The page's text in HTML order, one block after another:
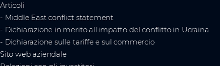
Articoli
- Middle East conflict statement
- Dichiarazione in merito all'impatto del conflitto in Ucraina
- Dichiarazione sulle tariffe e sul commercio
Sito web aziendale